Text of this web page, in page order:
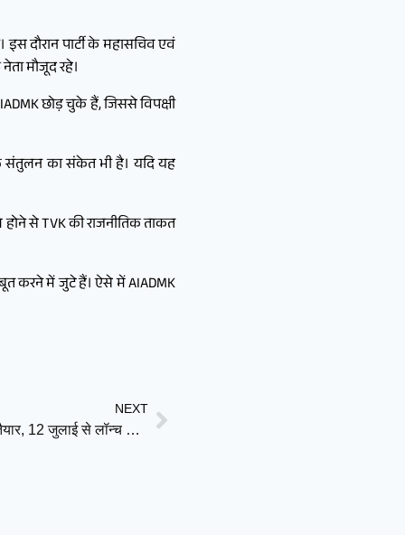
दौरान पार्टी के महासचिव एवं
मौजूद रहे।
छोड़ चुके हैं, जिससे विपक्षी
संतुलन का संकेत भी है। यदि यह
से TVK की राजनीतिक ताकत
करने में जुटे हैं। ऐसे में AIADMK
NEXT
भारत के पहले निजी ऑर्बिटल रॉकेट ‘विक्रम-1’ की उड़ान को तैयार, 12 जुलाई से लॉन्च विंडो शुरू